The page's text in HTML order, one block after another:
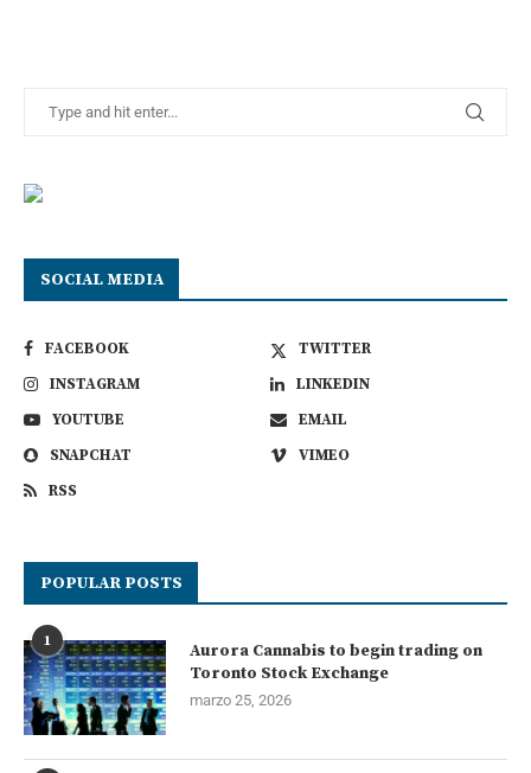
SOCIAL MEDIA
FACEBOOK
TWITTER
INSTAGRAM
LINKEDIN
YOUTUBE
EMAIL
SNAPCHAT
VIMEO
RSS
POPULAR POSTS
1
Aurora Cannabis to begin trading on
Toronto Stock Exchange
marzo 25, 2026